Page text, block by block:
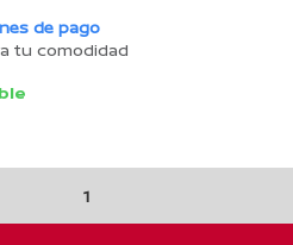
de pago
tu comodidad